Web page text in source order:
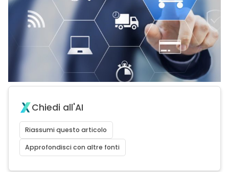
Chiedi all'AI
Riassumi questo articolo
Approfondisci con altre fonti